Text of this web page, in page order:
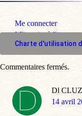
Me connecter
M'inscrire à l'espace
Charte d'utilisation
Dl CLUZ
dit
14 avril
Commentaires fermés.